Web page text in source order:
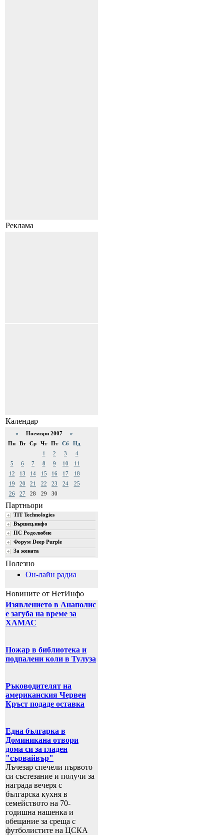
Реклама
Календар
« Ноември 2007 »
Пн
Вт Ср Чт Пт Сб
Нд
1
2 3
4
5
6 7 8 9 10
11
12
13 14 15 16 17
18
19
20 21 22 23 24
25
26
27 28 29 30
Партньори
TIT Technologies
Вършец.инфо
ПС Родолюбие
Форум Deep Purple
За жената
Полезно
Он-лайн радиа
Новините от НетИнфо
Изявлението в Анаполис
е загуба на време за
ХАМАС
Пожар в библиотека и
подпалени коли в Тулуза
Ръководителят на
американския Червен
Кръст подаде оставка
Една българка в
Доминикана отвори
дома си за гладен
"сървайвър"
Лъчезар спечели първото
си състезание и получи за
награда вечеря с
българска кухня в
семейството на 70-
годишна нашенка и
обещание за среща с
футболистите на ЦСКА